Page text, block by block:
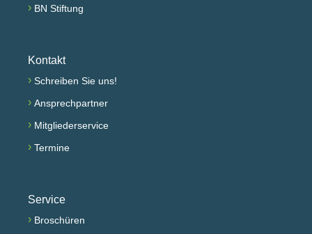
› BN Stiftung
Kontakt
› Schreiben Sie uns!
› Ansprechpartner
› Mitgliederservice
› Termine
Service
› Broschüren